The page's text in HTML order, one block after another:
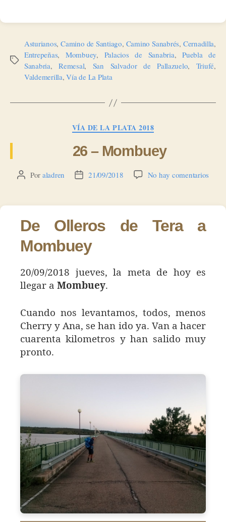
Etiquetas
Asturianos,Camino de Santiago, Camino Sanabrés, Cernadilla,
Entrepeñas, Mombuey, Palacios de Sanabria,Puebla de
Sanabria,Remesal, San Salvador de Pallazuelo, Triufé,
Valdemerilla,Vía de La Plata
Categorías
VÍA DE LA PLATA 2018
26 – Mombuey
Autor
entrada
Por aladren
Fecha
entrada
21/09/2018 No hay comentarios
De Olleros de Tera a
Mombuey
20/09/2018 jueves, la meta de hoy es
llegar a Mombuey.
Cuando nos levantamos, todos, menos
Cherry y Ana, se han ido ya. Van a hacer
cuarenta kilometros y han salido muy
pronto.